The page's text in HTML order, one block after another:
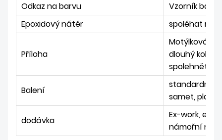
Odkaz na barvu
Vzorník
Epoxidový nátěr
spoléhat na
Příloha
Motýlková
dlouhý kolík,
spolehněte
Balení
standardní
samet, plast
dodávka
Ex-work,
námořní